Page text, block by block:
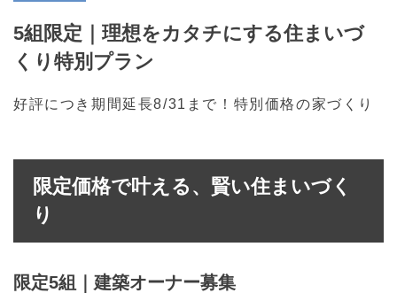
5組限定｜理想をカタチにする住まいづ
くり特別プラン
好評につき期間延長8/31まで！特別価格の家づくり
限定価格で叶える、賢い住まいづく
り
限定5組｜建築オーナー募集